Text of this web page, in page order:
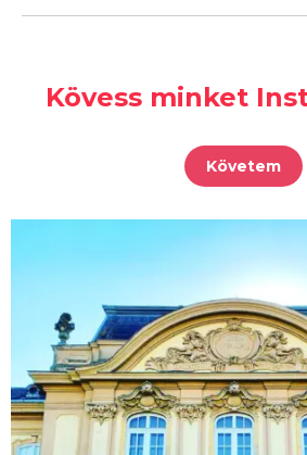
Kövess minket
Követem